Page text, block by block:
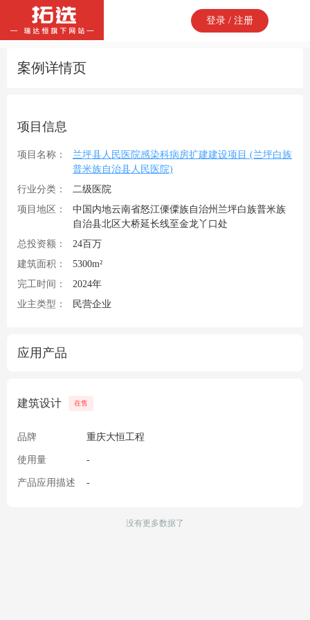
登录 / 注册
案例详情页
项目信息
项目名称：
兰坪县人民医院感染科病房扩建建设项目 (兰坪白族
普米族自治县人民医院)
行业分类：
二级医院
项目地区：
中国内地云南省怒江傈僳族自治州兰坪白族普米族
自治县北区大桥延长线至金龙丫口处
总投资额：
24百万
建筑面积：
5300m²
完工时间：
2024年
业主类型：
民营企业
应用产品
建筑设计 在售
品牌 重庆大恒工程
使用量 -
产品应用描述 -
没有更多数据了